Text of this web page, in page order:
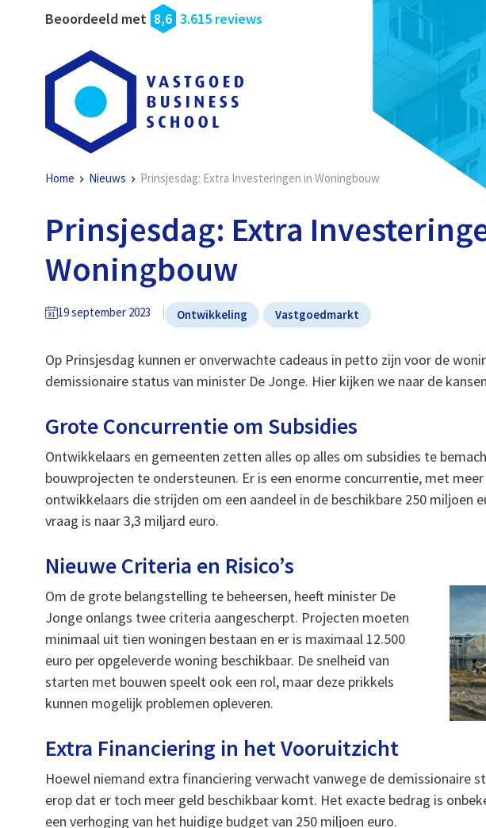
Beoordeeld met 8,6 3.615 reviews
Home Nieuws Prinsjesdag: Extra Investeringen in Woningbouw
Prinsjesdag: Extra
Woningbouw
19 september 2023 Ontwikkeling Vastgoedmarkt
Op Prinsjesdag kunnen er onverwachte cadeaus in petto zijn voor de
demissionaire status van minister De Jonge. Hier kijken we naar de
Grote Concurrentie om Subsidies
Ontwikkelaars en gemeenten zetten alles op alles om subsidies te
bouwprojecten te ondersteunen. Er is een enorme concurrentie, met
ontwikkelaars die strijden om een aandeel in de beschikbare 250 miljoen
vraag is naar 3,3 miljard euro.
Nieuwe Criteria en Risico’s
Om de grote belangstelling te beheersen, heeft minister De
Jonge onlangs twee criteria aangescherpt. Projecten moeten
minimaal uit tien woningen bestaan en er is maximaal 12.500
euro per opgeleverde woning beschikbaar. De snelheid van
starten met bouwen speelt ook een rol, maar deze prikkels
kunnen mogelijk problemen opleveren.
Extra Financiering in het Vooruitzicht
Hoewel niemand extra financiering verwacht vanwege de demissionaire
erop dat er toch meer geld beschikbaar komt. Het exacte bedrag is
een verhoging van het huidige budget van 250 miljoen euro.